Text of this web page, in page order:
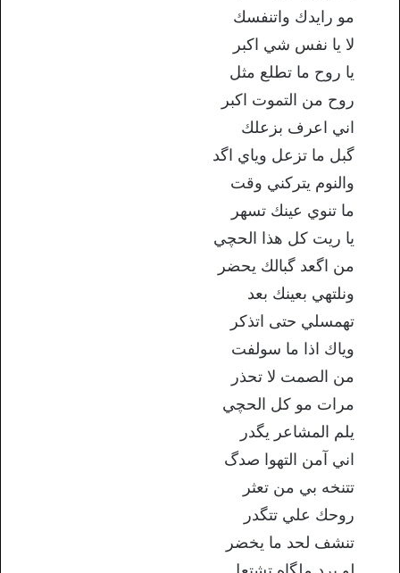
مو رايدك واتنفسك
لا يا نفس شي اكبر
يا روح ما تطلع مثل
روح من التموت اكبر
اني اعرف بزعلك
گبل ما تزعل وياي اگد
والنوم يتركني وقت
ما تنوي عينك تسهر
يا ريت كل هذا الحچي
من اگعد گبالك يحضر
ونلتهي بعينك بعد
تهمسلي حتى اتذكر
وياك اذا ما سولفت
من الصمت لا تحذر
مرات مو كل الحچي
يلم المشاعر يگدر
اني آمن التهوا صدگ
تتنخه بي من تعثر
روحك علي تتگدر
تنشف لحد ما يخضر